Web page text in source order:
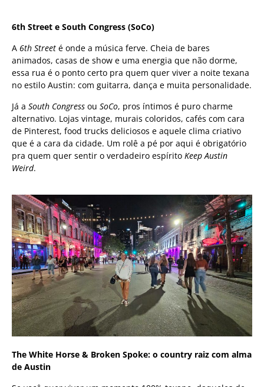
6th Street e South Congress (SoCo)
A 6th Street é onde a música ferve. Cheia de bares
animados, casas de show e uma energia que não dorme,
essa rua é o ponto certo pra quem quer viver a noite texana
no estilo Austin: com guitarra, dança e muita personalidade.
Já a South Congress ou SoCo, pros íntimos é puro charme
alternativo. Lojas vintage, murais coloridos, cafés com cara
de Pinterest, food trucks deliciosos e aquele clima criativo
que é a cara da cidade. Um rolê a pé por aqui é obrigatório
pra quem quer sentir o verdadeiro espírito Keep Austin
Weird.
The White Horse & Broken Spoke: o country raiz com alma
de Austin